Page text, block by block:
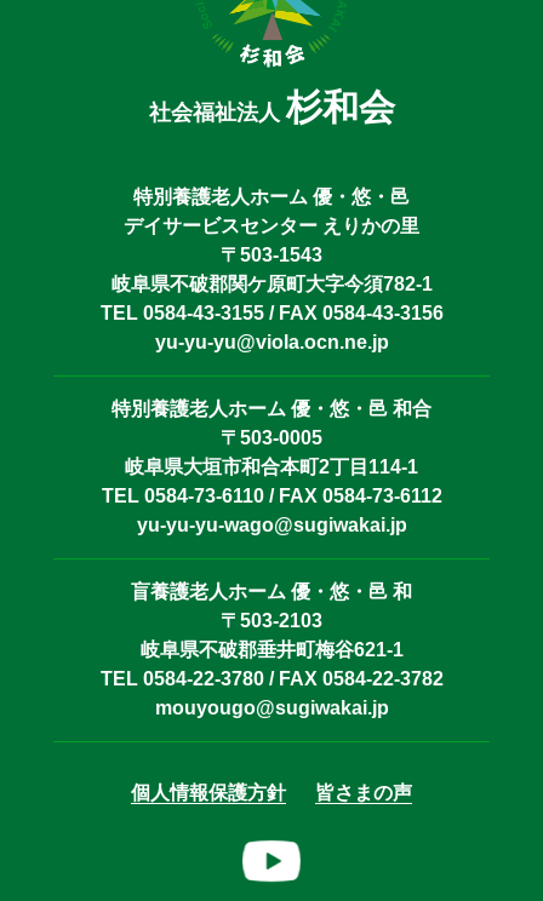
社会福祉法人杉和会
特別養護老人ホーム 優・悠・邑
デイサービスセンター えりかの里
〒503-1543
岐阜県不破郡関ケ原町大字今須782-1
TEL 0584-43-3155 / FAX 0584-43-3156
yu-yu-yu@viola.ocn.ne.jp
特別養護老人ホーム 優・悠・邑 和合
〒503-0005
岐阜県大垣市和合本町2丁目114-1
TEL 0584-73-6110 / FAX 0584-73-6112
yu-yu-yu-wago@sugiwakai.jp
盲養護老人ホーム 優・悠・邑 和
〒503-2103
岐阜県不破郡垂井町梅谷621-1
TEL 0584-22-3780 / FAX 0584-22-3782
mouyougo@sugiwakai.jp
個人情報保護方針 皆さまの声